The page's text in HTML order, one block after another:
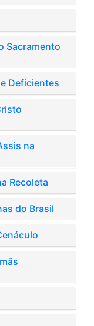
Sacramento
Deficientes
na
Recoleta
do Brasil